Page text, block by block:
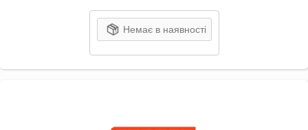
Немає в наявності